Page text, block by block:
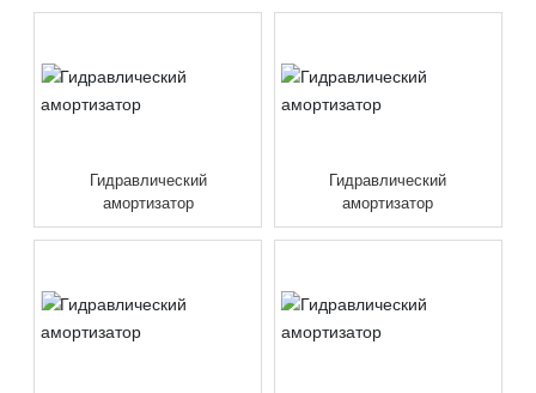
Гидравлический
амортизатор
Гидравлический
амортизатор